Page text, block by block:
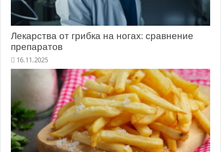
Лекарства от грибка на ногах: сравнение
препаратов
16.11.2025